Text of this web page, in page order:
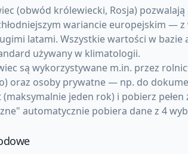
(obwód królewiecki, Rosja)
wariancie europejskim —
latami. Wszystkie wartości w
używany w klimatologii.
są wykorzystywane m.in. przez
oraz osoby prywatne — np. do
jeden rok) i pobierz
automatycznie pobiera dane z 4